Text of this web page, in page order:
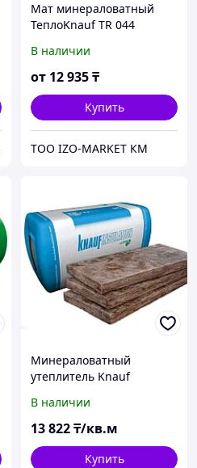
Мат минераловатный
ТеплоKnauf TR 044
8000*1200*2*50
В наличии
от 12 935₸
Купить
ТОО IZO-MARKET КМ
Минераловатный
утеплитель Knauf
100А
В наличии
13 822₸/кв.м
Купить